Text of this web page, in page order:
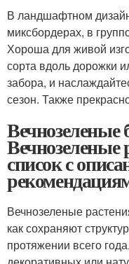
В ландшафтном
миксбордерах, в
Хороша для живой
сорта вдоль дорожки
забора, и
сезон. Также
Вечнозеленые
список с
Вечнозеленые
как сохраняют
протяжении всего